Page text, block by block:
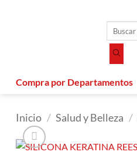
productos
Compra por Departamentos
Inicio / Salud y Belleza /